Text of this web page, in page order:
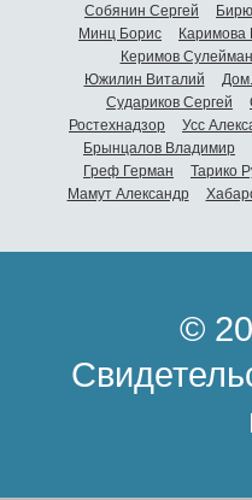
Собянин Сергей
Минц Борис
Каримова
Керимов Сулейман
Южилин Виталий
Судариков Сергей
Ростехнадзор
Усс
Брынцалов Владимир
Греф Герман
Тарико
Мамут Александр
©